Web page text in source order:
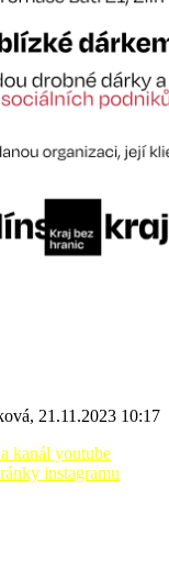
21.11.2023 10:17